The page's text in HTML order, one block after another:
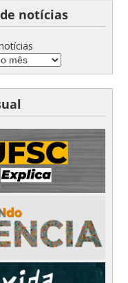
notícias